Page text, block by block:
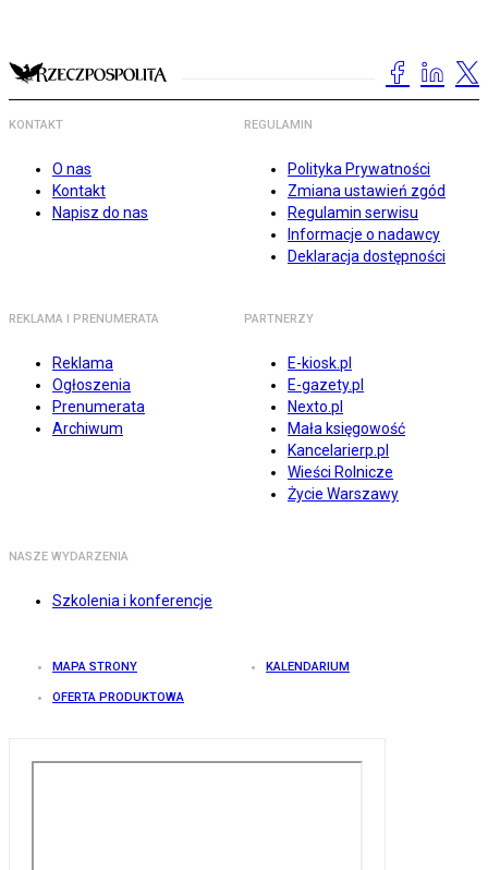
KONTAKT
O nas
Kontakt
Napisz do nas
REGULAMIN
Polityka Prywatności
Zmiana ustawień zgód
Regulamin serwisu
Informacje o nadawcy
Deklaracja dostępności
REKLAMA I PRENUMERATA
Reklama
Ogłoszenia
Prenumerata
Archiwum
PARTNERZY
E-kiosk.pl
E-gazety.pl
Nexto.pl
Mała księgowość
Kancelarierp.pl
Wieści Rolnicze
Życie Warszawy
NASZE WYDARZENIA
Szkolenia i konferencje
MAPA STRONY KALENDARIUM
OFERTA PRODUKTOWA